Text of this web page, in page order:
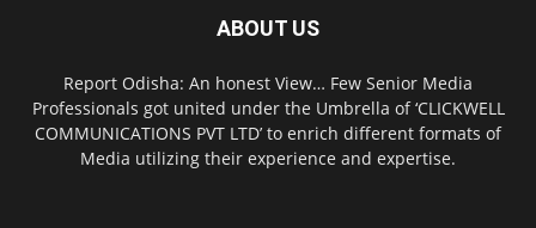
ABOUT US
Report Odisha: An honest View… Few Senior Media
Professionals got united under the Umbrella of ‘CLICKWELL
COMMUNICATIONS PVT LTD’ to enrich different formats of
Media utilizing their experience and expertise.